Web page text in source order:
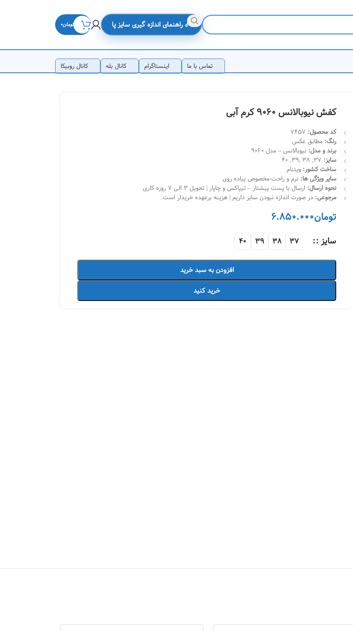
📏 راهنمای اندازه گیری سایز پا تومان0
تماس با ما اینستاگرام کانال بله
کانال روبیکا
کفش نیوبالانس 9060 کرم آبی
کد محصول: 7457
رنگ: مطابق عکس
برند و مدل: نیوبالانس – مدل 9060
سایز: 37, 38 ,39, 40
ساخت کشور: ویتنام
سایر ویژگی ها: نرم و راحت-مخصوص پیاده روی
نحوه ارسال: ارسال با پست پیشتاز – تیپاکس و چاپار | تحویل 3 الی 7 روزه کاری
مرجوعی: در صورت اندازه نبودن سایز داریم | هزینه برعهده خریدار است.
تومان6.850.000
سایز : 37
38
39
40
افزودن به سبد خرید
خرید کنید